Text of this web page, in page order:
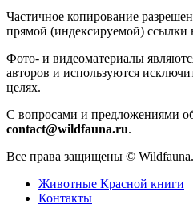
Частичное копирование
прямой (индексируемой) ссылки
Фото- и видеоматериалы
авторов и используются
целях.
С вопросами и предложениями
contact@wildfauna.ru.
Все права защищены ©
Животные Красной книги
Контакты